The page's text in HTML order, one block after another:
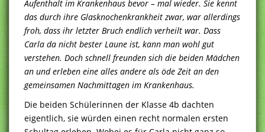
Aufenthalt im Krankenhaus bevor – mal wieder. Sie kennt
das durch ihre Glasknochenkrankheit zwar, war allerdings
froh, dass ihr letzter Bruch endlich verheilt war. Dass
Carla da nicht bester Laune ist, kann man wohl gut
verstehen. Doch schnell freunden sich die beiden Mädchen
an und erleben eine alles andere als öde Zeit an den
gemeinsamen Nachmittagen im Krankenhaus.
Die beiden Schülerinnen der Klasse 4b dachten
eigentlich, sie würden einen recht normalen ersten